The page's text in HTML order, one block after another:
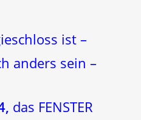
ist –
anders sein –
das FENSTER